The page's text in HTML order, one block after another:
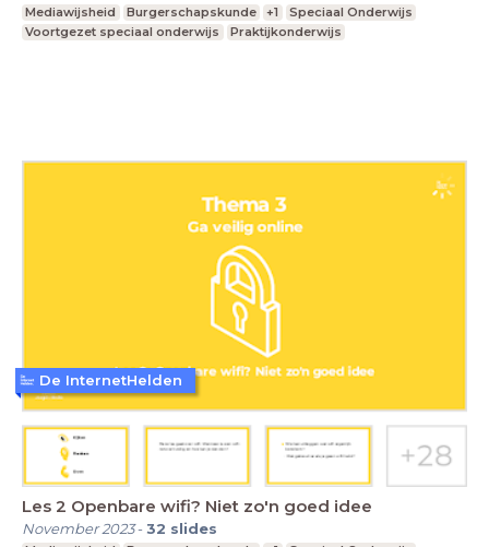
Mediawijsheid Burgerschapskunde +1
Speciaal Onderwijs
Voortgezet speciaal onderwijs
Praktijkonderwijs
Les 2 Openbare wifi? Niet zo'n goed idee
November 2023-32 slides
De InternetHelden